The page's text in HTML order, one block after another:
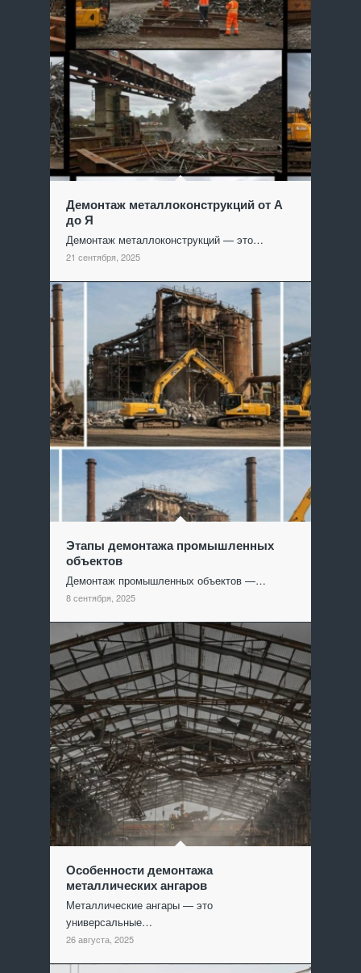
Демонтаж металлоконструкций от А
до Я
Демонтаж металлоконструкций — это…
21 сентября, 2025
Этапы демонтажа промышленных
объектов
Демонтаж промышленных объектов —…
8 сентября, 2025
Особенности демонтажа
металлических ангаров
Металлические ангары — это
универсальные…
26 августа, 2025